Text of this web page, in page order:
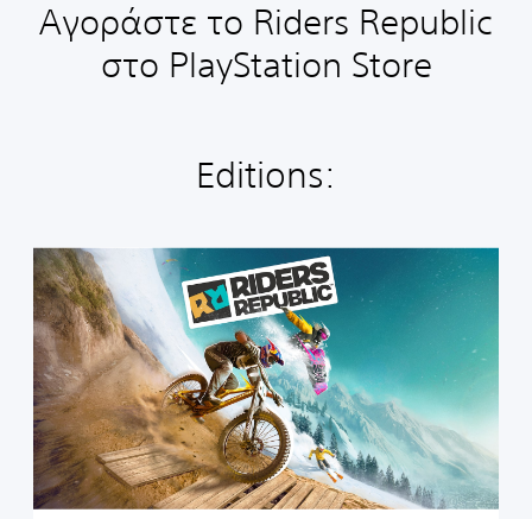
Αγοράστε το Riders Republic
στο PlayStation Store
Editions:
R
i
d
e
r
s
R
e
p
u
b
l